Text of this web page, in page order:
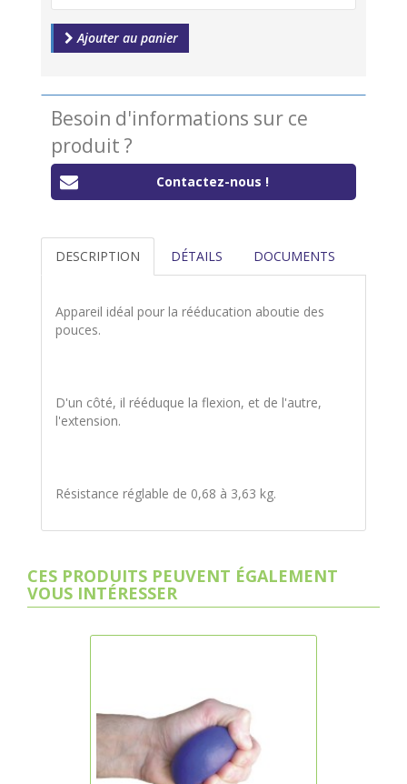
Ajouter au panier
Besoin d'informations sur ce
produit ?
Contactez-nous !
DESCRIPTION DÉTAILS DOCUMENTS
Appareil idéal pour la rééducation aboutie des
pouces.
D'un côté, il rééduque la flexion, et de l'autre,
l'extension.
Résistance réglable de 0,68 à 3,63 kg.
CES PRODUITS PEUVENT ÉGALEMENT
VOUS INTÉRESSER